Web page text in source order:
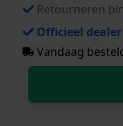
Retourneren
Officieel dealer
Vandaag